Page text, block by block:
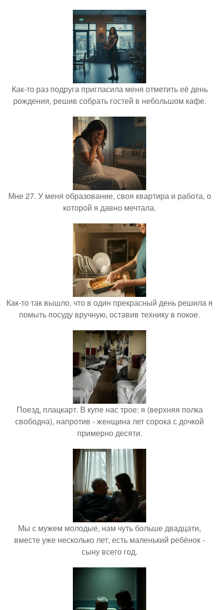
Как-то раз подруга пригласила меня отметить её день
рождения, решив собрать гостей в небольшом кафе.
Мне 27. У меня образование, своя квартира и работа, о
которой я давно мечтала.
Как-то так вышло, что в один прекрасный день решила я
помыть посуду вручную, оставив технику в покое.
Поезд, плацкарт. В купе нас трое: я (верхняя полка
свободна), напротив - женщина лет сорока с дочкой
примерно десяти.
Мы с мужем молодые, нам чуть больше двадцати,
вместе уже несколько лет, есть маленький ребёнок -
сыну всего год.